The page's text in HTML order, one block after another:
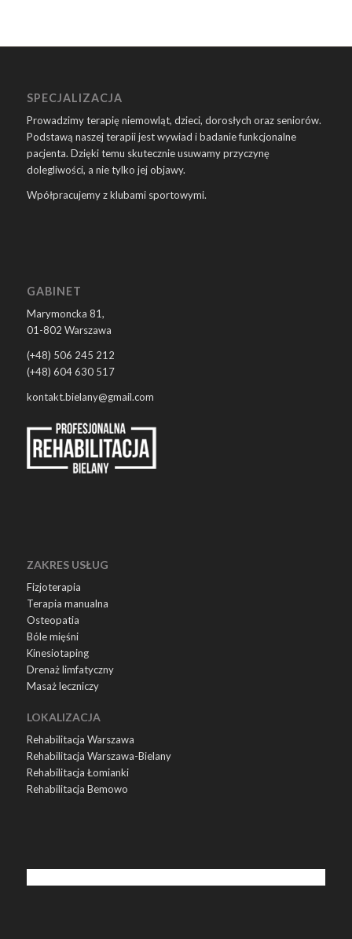
SPECJALIZACJA
Prowadzimy terapię niemowląt, dzieci, dorosłych oraz seniorów.
Podstawą naszej terapii jest wywiad i badanie funkcjonalne
pacjenta. Dzięki temu skutecznie usuwamy przyczynę
dolegliwości, a nie tylko jej objawy.
Wpółpracujemy z klubami sportowymi.
GABINET
Marymoncka 81,
01-802 Warszawa
(+48) 506 245 212
(+48) 604 630 517
kontakt.bielany@gmail.com
ZAKRES USŁUG
Fizjoterapia
Terapia manualna
Osteopatia
Bóle mięśni
Kinesiotaping
Drenaż limfatyczny
Masaż leczniczy
LOKALIZACJA
Rehabilitacja Warszawa
Rehabilitacja Warszawa-Bielany
Rehabilitacja Łomianki
Rehabilitacja Bemowo